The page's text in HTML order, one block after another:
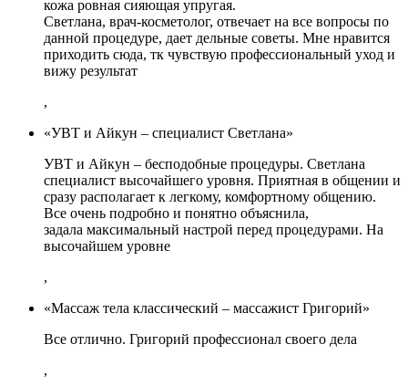
кожа ровная сияющая упругая.
Светлана, врач-косметолог, отвечает на все вопросы по
данной процедуре, дает дельные советы. Мне нравится
приходить сюда, тк чувствую профессиональный уход и
вижу результат
,
«УВТ и Айкун – специалист Светлана»
УВТ и Айкун – бесподобные процедуры. Светлана
специалист высочайшего уровня. Приятная в общении и
сразу располагает к легкому, комфортному общению.
Все очень подробно и понятно объяснила,
задала максимальный настрой перед процедурами. На
высочайшем уровне
,
«Массаж тела классический – массажист Григорий»
Все отлично. Григорий профессионал своего дела
,